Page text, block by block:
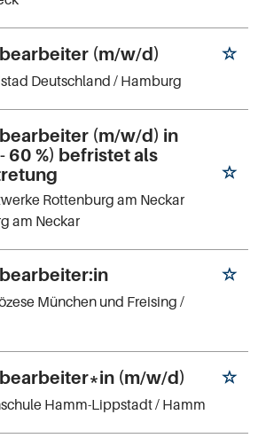
(m/w/d)
Deutschland/ Hamburg
(m/w/d) in
60 %) befristet als
Rottenburg am Neckar
am Neckar
München und Freising /
(m/w/d)
Hamm-Lippstadt/ Hamm